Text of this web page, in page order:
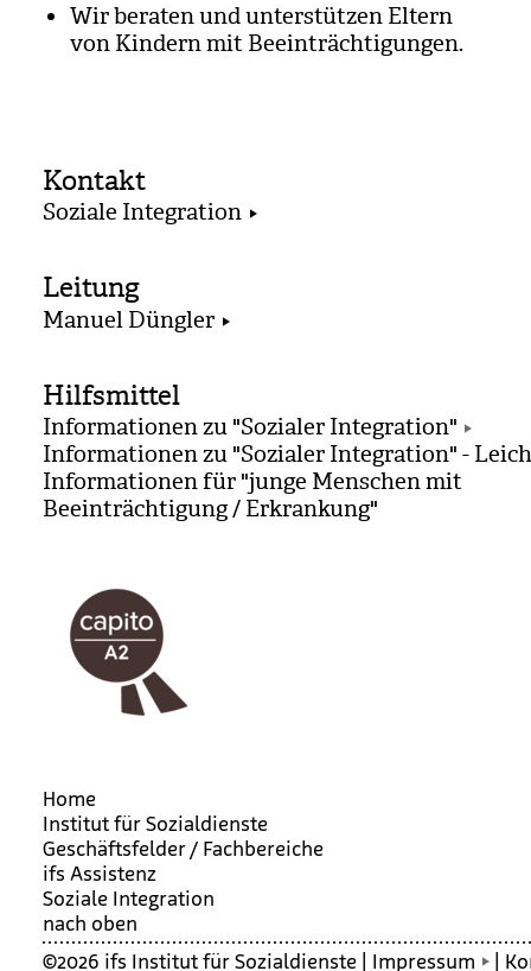
Wir bera­ten und unter­stüt­zen Eltern
von Kin­dern mit Beein­träch­ti­gun­gen.
Kontakt
Soziale Integration
Leitung
Manuel Düngler
Hilfsmittel
Informationen zu "Sozialer Integration"
Informationen zu "Sozialer Integration" -
Informationen für "junge Menschen mit
Beeinträchtigung / Erkrankung"
Home
Institut für Sozialdienste
Geschäftsfelder / Fachbereiche
ifs Assistenz
Soziale Inte­gra­tion
nach oben
©2026 ifs Institut für Sozialdienste | Impressum